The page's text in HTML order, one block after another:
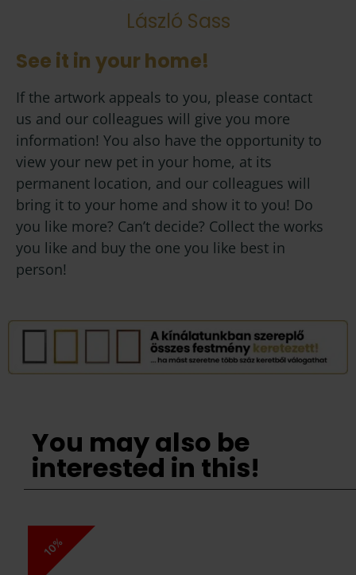
László Sass
See it in your home!
If the artwork appeals to you, please contact
us and our colleagues will give you more
information! You also have the opportunity to
view your new pet in your home, at its
permanent location, and our colleagues will
bring it to your home and show it to you! Do
you like more? Can’t decide? Collect the works
you like and buy the one you like best in
person!
You may also be
interested in this!
10%